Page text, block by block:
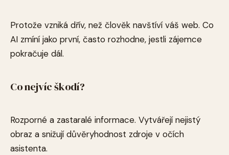
Protože vzniká dřív, než člověk navštíví váš web. Co
AI zmíní jako první, často rozhodne, jestli zájemce
pokračuje dál.
Co nejvíc škodí?
Rozporné a zastaralé informace. Vytvářejí nejistý
obraz a snižují důvěryhodnost zdroje v očích
asistenta.